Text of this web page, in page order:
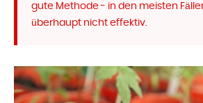
gute Methode - in den meisten
überhaupt nicht effektiv.